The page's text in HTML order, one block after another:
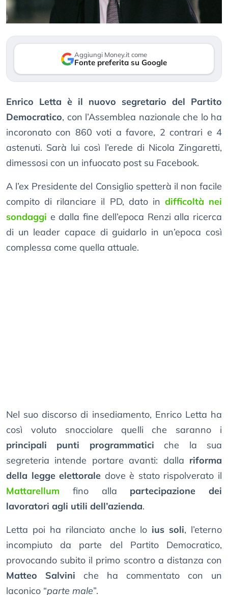
Aggiungi Money.it come
Fonte preferita su Google
Enrico Letta è il nuovo segretario del Partito
Democratico, con l’Assemblea nazionale che lo ha
incoronato con 860 voti a favore, 2 contrari e 4
astenuti. Sarà lui così l’erede di Nicola Zingaretti,
dimessosi con un infuocato post su Facebook.
A l’ex Presidente del Consiglio spetterà il non facile
compito di rilanciare il PD, dato in difficoltà nei
sondaggi e dalla fine dell’epoca Renzi alla ricerca
di un leader capace di guidarlo in un’epoca così
complessa come quella attuale.
Nel suo discorso di insediamento, Enrico Letta ha
così voluto snocciolare quelli che saranno i
principali punti programmatici che la sua
segreteria intende portare avanti: dalla riforma
della legge elettorale dove è stato rispolverato il
Mattarellum fino alla partecipazione dei
lavoratori agli utili dell’azienda.
Letta poi ha rilanciato anche lo ius soli, l’eterno
incompiuto da parte del Partito Democratico,
provocando subito il primo scontro a distanza con
Matteo Salvini che ha commentato con un
laconico “parte male”.